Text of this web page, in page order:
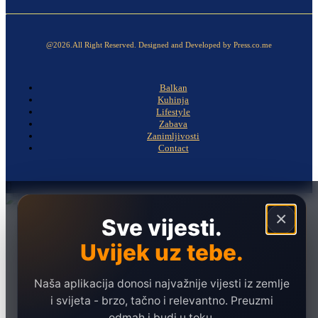
@2026.All Right Reserved. Designed and Developed by Press.co.me
Balkan
Kuhinja
Lifestyle
Zabava
Zanimljivosti
Contact
×
Sve vijesti.
Uvijek uz tebe.
Naša aplikacija donosi najvažnije vijesti iz zemlje
i svijeta - brzo, tačno i relevantno. Preuzmi
Hronika
Ekonomija